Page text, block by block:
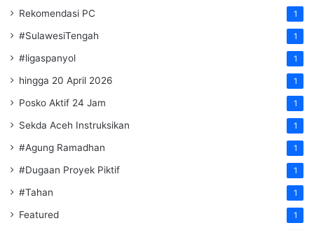
Rekomendasi PC 1
#SulawesiTengah 1
#ligaspanyol 1
hingga 20 April 2026 1
Posko Aktif 24 Jam 1
Sekda Aceh Instruksikan 1
#Agung Ramadhan 1
#Dugaan Proyek Piktif 1
#Tahan 1
Featured 1